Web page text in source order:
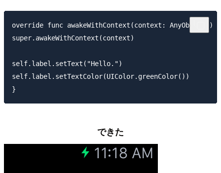
override func awakeWithContext(context: AnyObject?) {
super.awakeWithContext(context)
self.label.setText("Hello.")
self.label.setTextColor(UIColor.greenColor())
できた